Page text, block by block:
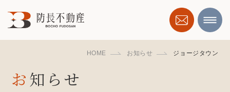
HOME お知らせ ジョージタウン
お知らせ